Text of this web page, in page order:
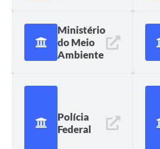
Ministério
do Meio
Ambiente
Polícia
Federal